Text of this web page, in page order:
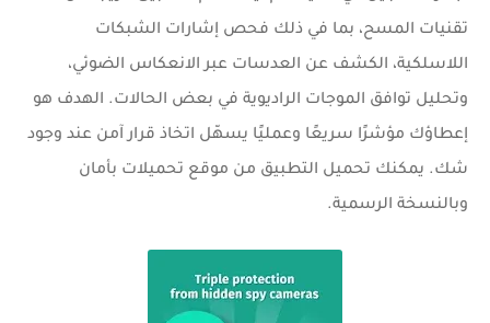
تقنيات المسح، بما في ذلك فحص إشارات الشبكات
اللاسلكية، الكشف عن العدسات عبر الانعكاس الضوئي،
وتحليل توافق الموجات الراديوية في بعض الحالات. الهدف هو
إعطاؤك مؤشرًا سريعًا وعمليًا يسهّل اتخاذ قرار آمن عند وجود
شك. يمكنك تحميل التطبيق من موقع تحميلات بأمان
وبالنسخة الرسمية.